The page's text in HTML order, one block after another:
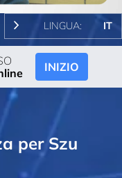
LINGUA: IT
INIZIO
per Szu